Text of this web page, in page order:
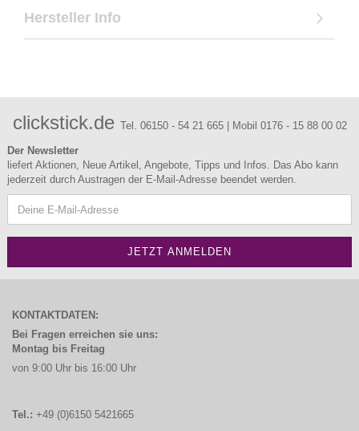
Hersteller Info
clickstick.de Tel. 06150 - 54 21 665 | Mobil 0176 - 15 88 00 02
Der Newsletter
liefert Aktionen, Neue Artikel, Angebote, Tipps und Infos. Das Abo kann
jederzeit durch Austragen der E-Mail-Adresse beendet werden.
KONTAKTDATEN:
Bei Fragen erreichen sie uns:
Montag bis Freitag
von 9:00 Uhr bis 16:00 Uhr
Tel.: +49 (0)6150 5421665